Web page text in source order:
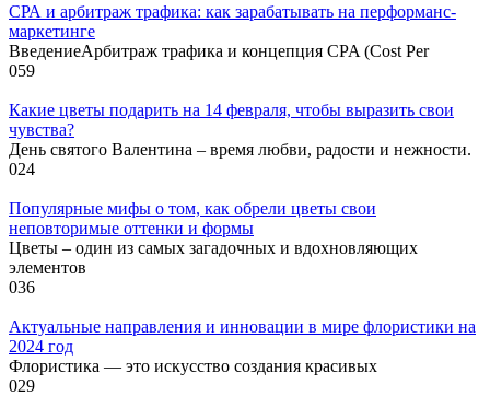
СРА и арбитраж трафика: как зарабатывать на перформанс-
маркетинге
ВведениеАрбитраж трафика и концепция CPA (Cost Per
059
Какие цветы подарить на 14 февраля, чтобы выразить свои
чувства?
День святого Валентина – время любви, радости и нежности.
024
Популярные мифы о том, как обрели цветы свои
неповторимые оттенки и формы
Цветы – один из самых загадочных и вдохновляющих
элементов
036
Актуальные направления и инновации в мире флористики на
2024 год
Флористика — это искусство создания красивых
029